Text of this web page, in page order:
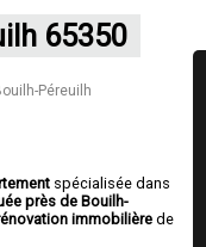
65350
Péreuilh
spécialisée dans
près de Bouilh-
immobilièrede